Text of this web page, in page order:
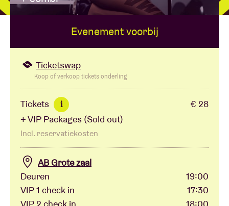
BRDCST
Concertcheque
Over AB
Contact
Evenement voorbij
Ticketswap
Koop of verkoop tickets onderling
Tickets i
€ 28
+ VIP Packages (Sold out)
Incl. reservatiekosten
AB Grote zaal
Deuren
19:00
VIP 1 check in
17:30